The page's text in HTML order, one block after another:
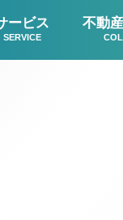
ービス
SERVICE
不動